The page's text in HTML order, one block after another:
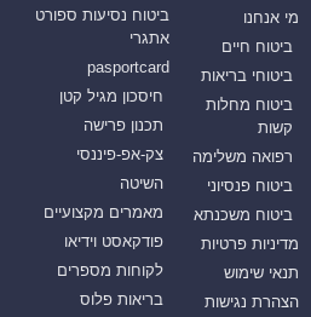
מי אנחנו
ביטוח חיים
ביטוחי בריאות
ביטוח מחלות
קשות
רפואה משלימה
ביטוח פנסיוני
ביטוח משכנתא
מדיניות פרטיות
תנאי שימוש
הצהרת נגישות
ביטוח נסיעות ספורט
אתגרי
pasportcard
חיסכון מגיל קטן
תכנון פרישה
צק-אפ-פיננסי
השיטה
מאמרים מקצועיים
פודקאסט וידיאו
לקוחות מספרים
בריאות פלוס